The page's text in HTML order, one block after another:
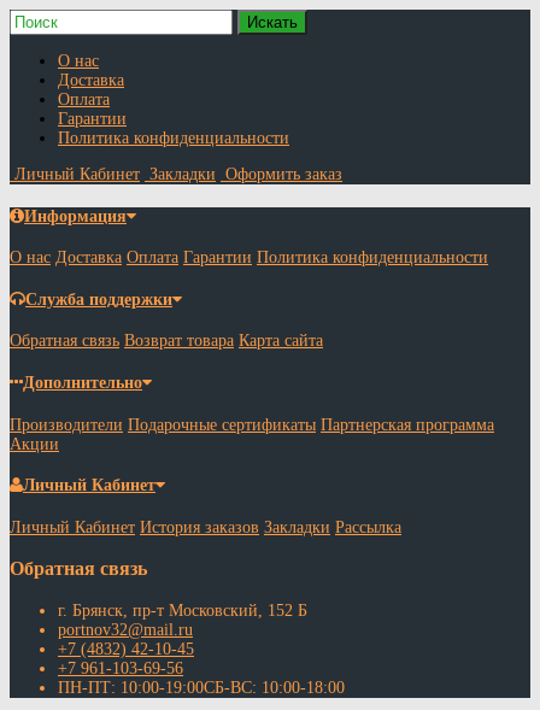
О нас
Доставка
Оплата
Гарантии
Политика конфиденциальности
Личный Кабинет Закладки Оформить заказ
Информация
О нас Доставка Оплата Гарантии Политика конфиденциальности
Служба поддержки
Обратная связь Возврат товара Карта сайта
Дополнительно
Производители Подарочные сертификаты Партнерская программа
Акции
Личный Кабинет
Личный Кабинет История заказов Закладки Рассылка
Обратная связь
г. Брянск, пр-т Московский, 152 Б
portnov32@mail.ru
+7 (4832) 42-10-45
+7 961-103-69-56
ПН-ПТ: 10:00-19:00СБ-ВС: 10:00-18:00